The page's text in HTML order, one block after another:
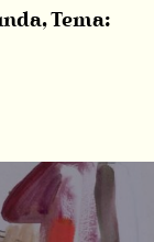
Tema: